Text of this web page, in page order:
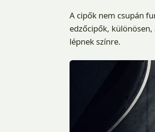
A cipők nem csupán
edzőcipők,
lépnek színre.